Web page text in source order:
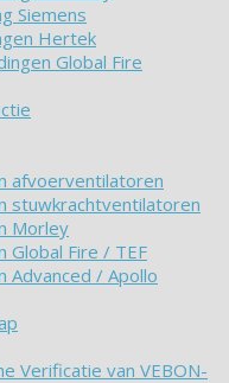
Siemens
Hertek
Global Fire
afvoerventilatoren
stuwkrachtventilatoren
Morley
Global Fire / TEF
Advanced / Apollo
Verificatie van VEBON-